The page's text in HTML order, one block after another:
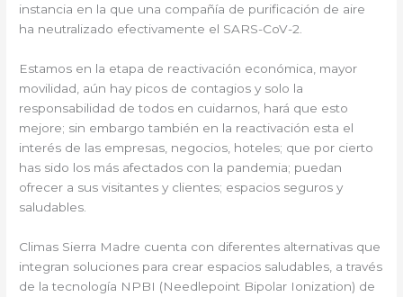
instancia en la que una compañía de purificación de aire
ha neutralizado efectivamente el SARS-CoV-2.
Estamos en la etapa de reactivación económica, mayor
movilidad, aún hay picos de contagios y solo la
responsabilidad de todos en cuidarnos, hará que esto
mejore; sin embargo también en la reactivación esta el
interés de las empresas, negocios, hoteles; que por cierto
has sido los más afectados con la pandemia; puedan
ofrecer a sus visitantes y clientes; espacios seguros y
saludables.
Climas Sierra Madre cuenta con diferentes alternativas que
integran soluciones para crear espacios saludables, a través
de la tecnología NPBI (Needlepoint Bipolar Ionization) de